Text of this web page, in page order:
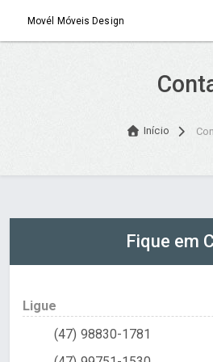
Movél Móveis Design
Início
Fique em
Ligue
(47) 98830-1781